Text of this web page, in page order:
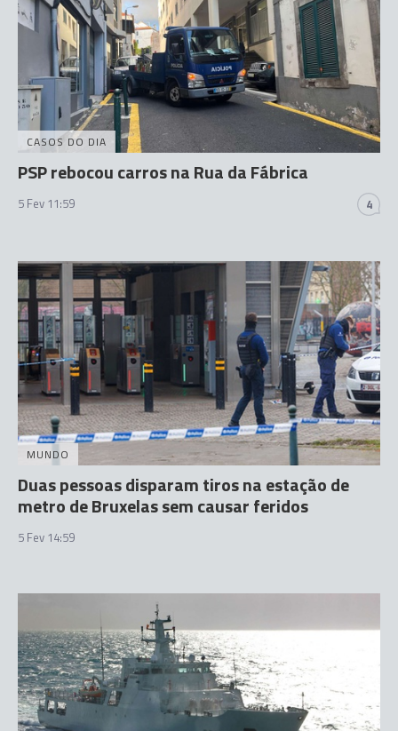
CASOS DO DIA
PSP rebocou carros na Rua da Fábrica
5 Fev 11:59 4
MUNDO
Duas pessoas disparam tiros na estação de
metro de Bruxelas sem causar feridos
5 Fev 14:59